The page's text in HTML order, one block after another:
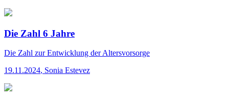
Die Zahl 6 Jahre
Die Zahl zur Entwicklung der Altersvorsorge
19.11.2024, Sonia Estevez